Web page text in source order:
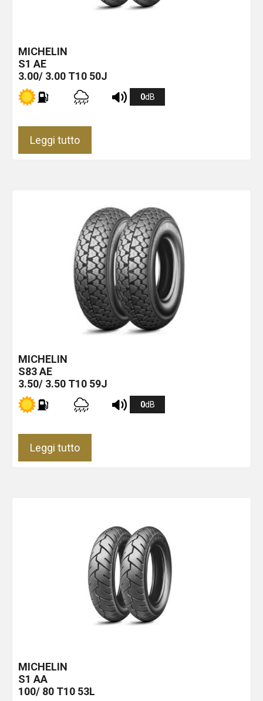
MICHELIN
S1 AE
3.00/ 3.00 T10 50J
0dB
Leggi tutto
MICHELIN
S83AE
3.50/ 3.50 T10 59J
0dB
Leggi tutto
MICHELIN
S1 AA
100/ 80 T10 53L